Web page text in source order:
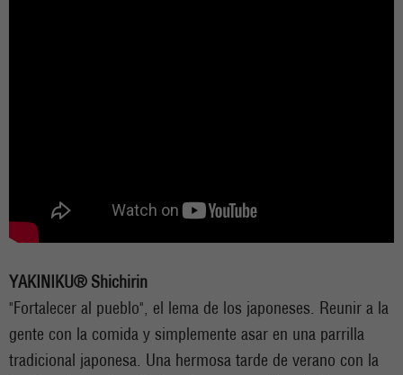
YAKINIKU® Shichirin
"Fortalecer al pueblo", el lema de los japoneses. Reunir a la
gente con la comida y simplemente asar en una parrilla
tradicional japonesa. Una hermosa tarde de verano con la